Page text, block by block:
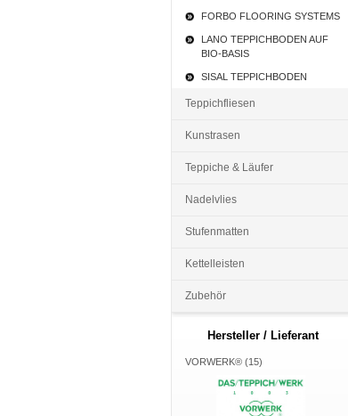
FORBO FLOORING SYSTEMS
LANO TEPPICHBODEN AUF
BIO-BASIS
SISAL TEPPICHBODEN
Teppichfliesen
Kunstrasen
Teppiche & Läufer
Nadelvlies
Stufenmatten
Kettelleisten
Zubehör
Hersteller / Lieferant
VORWERK® (15)